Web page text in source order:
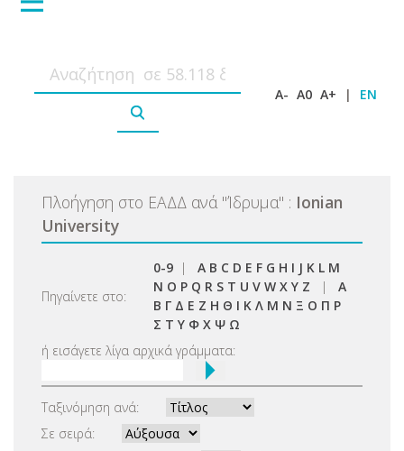
A- A0 A+ | EN
Πλοήγηση στο ΕΑΔΔ ανά "Ίδρυμα" : Ionian
University
Πηγαίνετε στο:
0-9 | A B C D E F G H I J K L M
N O P Q R S T U V W X Y Z | Α
Β Γ Δ Ε Ζ Η Θ Ι Κ Λ Μ Ν Ξ Ο Π Ρ
Σ Τ Υ Φ Χ Ψ Ω
ή εισάγετε λίγα αρχικά γράμματα:
Ταξινόμηση ανά:
Σε σειρά: